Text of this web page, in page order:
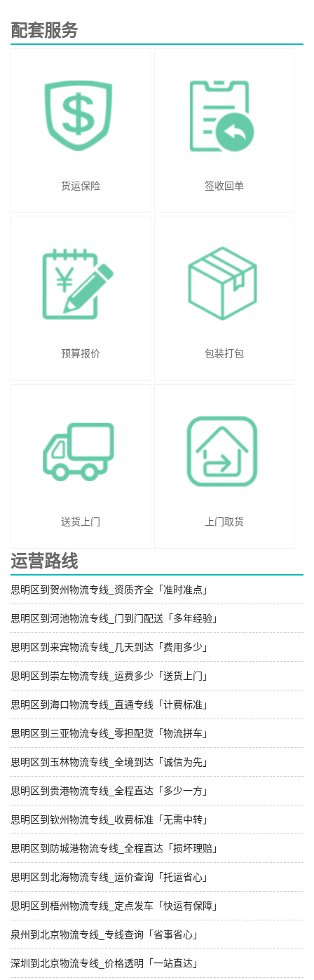
配套服务
货运保险 签收回单
预算报价 包装打包
送货上门 上门取货
运营路线
思明区到贺州物流专线_资质齐全「准时准点」
思明区到河池物流专线_门到门配送「多年经验」
思明区到来宾物流专线_几天到达「费用多少」
思明区到崇左物流专线_运费多少「送货上门」
思明区到海口物流专线_直通专线「计费标准」
思明区到三亚物流专线_零担配货「物流拼车」
思明区到玉林物流专线_全境到达「诚信为先」
思明区到贵港物流专线_全程直达「多少一方」
思明区到钦州物流专线_收费标准「无需中转」
思明区到防城港物流专线_全程直达「损坏理赔」
思明区到北海物流专线_运价查询「托运省心」
思明区到梧州物流专线_定点发车「快运有保障」
泉州到北京物流专线_专线查询「省事省心」
深圳到北京物流专线_价格透明「一站直达」